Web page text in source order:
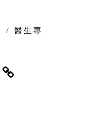
/
醫生專